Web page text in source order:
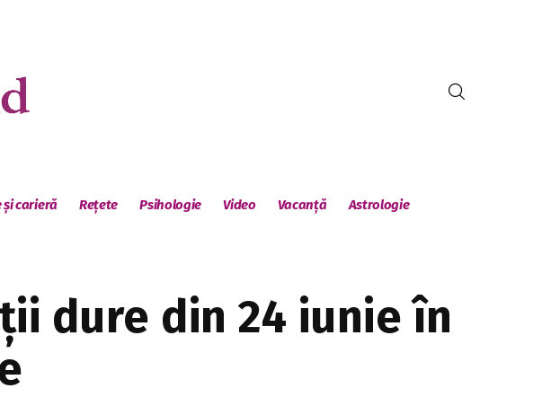
carieră Rețete Psihologie Video Vacanță Astrologie
dure din 24 iunie în